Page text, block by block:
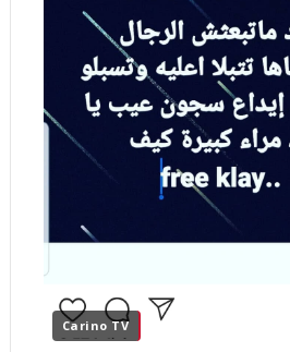
Carino TV